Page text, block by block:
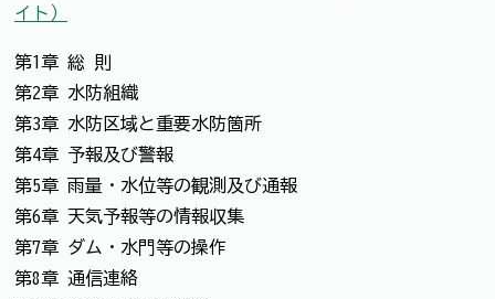
イト）
第1章 総 則
第2章 水防組織
第3章 水防区域と重要水防箇所
第4章 予報及び警報
第5章 雨量・水位等の観測及び通報
第6章 天気予報等の情報収集
第7章 ダム・水門等の操作
第8章 通信連絡